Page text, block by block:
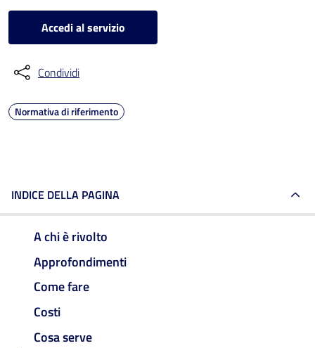
Accedi al servizio
Condividi
Normativa di riferimento
INDICE DELLA PAGINA
A chi è rivolto
Approfondimenti
Come fare
Costi
Cosa serve